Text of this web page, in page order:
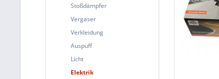
Stoßdämpfer
Vergaser
Verkleidung
Auspuff
Licht
Elektrik